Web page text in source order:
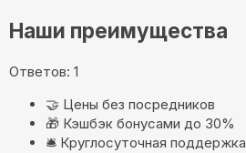
Наши преимущества
Ответов: 1
🤝 Цены без посредников
🎁 Кэшбэк бонусами до 30%
🛎️ Круглосуточная поддержка